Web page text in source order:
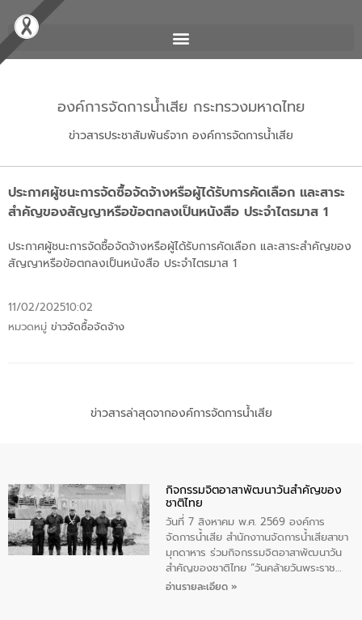
องค์การจัดการน้ำเสีย กระทรวงมหาดไทย
ข่าวสารประชาสัมพันธ์จาก องค์การจัดการน้ำเสีย
ประกาศผู้ชนะการจัดซื้อจัดจ้างหรือผู้ได้รับการคัดเลือก และสาระ
สำคัญของสัญญาหรือข้อตกลงเป็นหนังสือ ประจำไตรมาส 1
ประกาศผู้ชนะการจัดซื้อจัดจ้างหรือผู้ได้รับการคัดเลือก และสาระสำคัญของ
สัญญาหรือข้อตกลงเป็นหนังสือ ประจำไตรมาส 1
11/02/202510:02
หมวดหมู่ ข่าวจัดซื้อจัดจ้าง
ข่าวสารล่าสุดจากองค์การจัดการน้ำเสีย
กิจกรรมจิตอาสาพัฒนาวันสําคัญของ
ชาติไทย
วันที่ 7 สิงหาคม พ.ศ. 2569 องค์การ
จัดการน้ำเสีย สำนักงาานจัดการน้ำเสียสาขา
มุกดาหาร ร่วมกิจกรรมจิตอาสาพัฒนาวัน
สําคัญของชาติไทย “วันคล้ายวันพระราช
สมภพ สมเด็จพระนางเจ้าสิริกิติ์พระบรม
อ่านรายละเอียด »